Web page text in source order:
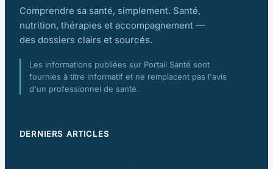
Comprendre sa santé, simplement. Santé,
nutrition, thérapies et accompagnement —
des dossiers clairs et sourcés.
Les informations publiées sur Portail Santé sont
fournies à titre informatif et ne remplacent pas l'avis
d'un professionnel de santé.
DERNIERS ARTICLES